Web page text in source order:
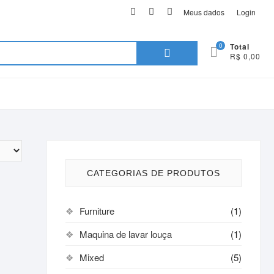
facebook
twitterinstagram
Meus dados Login
Pesquisar
0 Total
R$ 0,00
CATEGORIAS DE PRODUTOS
Furniture
(1)
Maquina de lavar louça
(1)
Mixed
(5)